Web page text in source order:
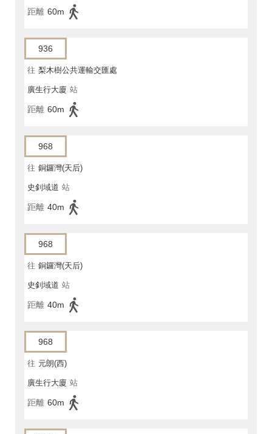
距離 60m
936
往 梨木樹公共運輸交匯處
廣生行大廈 站
距離 60m
968
往 銅鑼灣(天后)
史釗域道 站
距離 40m
968
往 銅鑼灣(天后)
史釗域道 站
距離 40m
968
往 元朗(西)
廣生行大廈 站
距離 60m